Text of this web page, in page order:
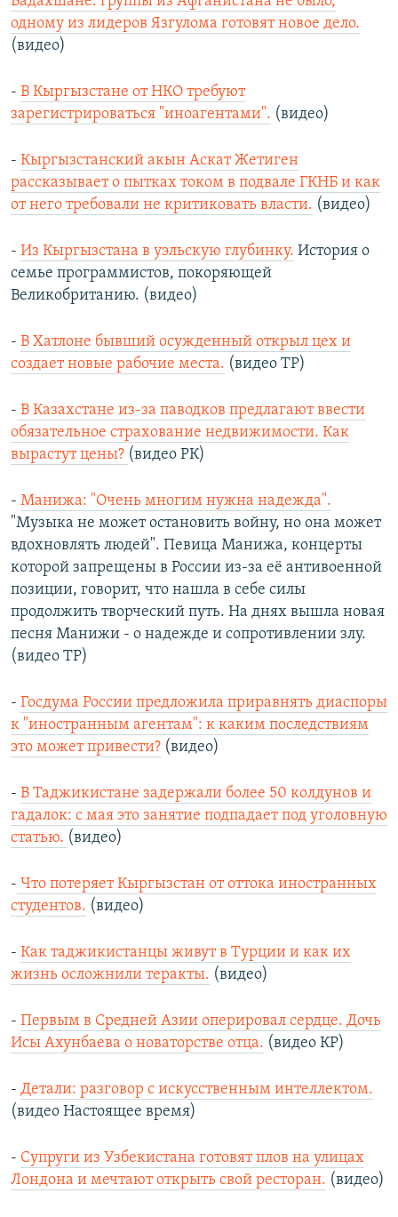
одному из лидеров Язгулома готовят новое дело.
(видео)
- В Кыргызстане от НКО требуют
зарегистрироваться "иноагентами". (видео)
- Кыргызстанский акын Аскат Жетиген
рассказывает о пытках током в подвале ГКНБ и как
от него требовали не критиковать власти. (видео)
- Из Кыргызстана в уэльскую глубинку. История о
семье программистов, покоряющей
Великобританию. (видео)
- В Хатлоне бывший осужденный открыл цех и
создает новые рабочие места. (видео ТР)
- В Казахстане из-за паводков предлагают ввести
обязательное страхование недвижимости. Как
вырастут цены? (видео РК)
- Манижа: "Очень многим нужна надежда".
"Музыка не может остановить войну, но она может
вдохновлять людей". Певица Манижа, концерты
которой запрещены в России из-за её антивоенной
позиции, говорит, что нашла в себе силы
продолжить творческий путь. На днях вышла новая
песня Манижи - о надежде и сопротивлении злу.
(видео ТР)
- Госдума России предложила приравнять диаспоры
к "иностранным агентам": к каким последствиям
это может привести? (видео)
- В Таджикистане задержали более 50 колдунов и
гадалок: с мая это занятие подпадает под уголовную
статью. (видео)
- Что потеряет Кыргызстан от оттока иностранных
студентов. (видео)
- Как таджикистанцы живут в Турции и как их
жизнь осложнили теракты. (видео)
- Первым в Средней Азии оперировал сердце. Дочь
Исы Ахунбаева о новаторстве отца. (видео КР)
- Детали: разговор с искусственным интеллектом.
(видео Настоящее время)
- Супруги из Узбекистана готовят плов на улицах
Лондона и мечтают открыть свой ресторан. (видео)